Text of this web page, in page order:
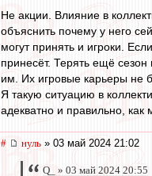
Не акции. Влияние в
объяснить почему у него
могут принять и игроки.
принесёт. Терять ещё
им. Их игровые карьеры не
Я такую ситуацию в
адекватно и правильно, как
# нуль » 03 май 2024 21:02
Q_ » 03 май 2024 20:55